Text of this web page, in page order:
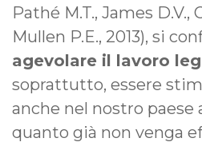
Pathé M.T., James D.V.,
Mullen P.E., 2013), si
agevolare il lavoro
soprattutto, essere
anche nel nostro paese
quanto già non venga